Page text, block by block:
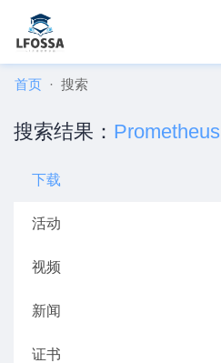
首页 搜索
搜索结果： Prometheus
下载
活动
视频
新闻
证书